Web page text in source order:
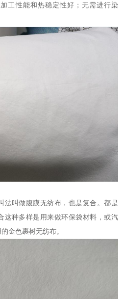
工性能和热稳定性好；无需进行染
法叫做腹膜无纺布，也是复合。都是
这种多样是用来做环保袋材料，或汽
金色裹树无纺布。